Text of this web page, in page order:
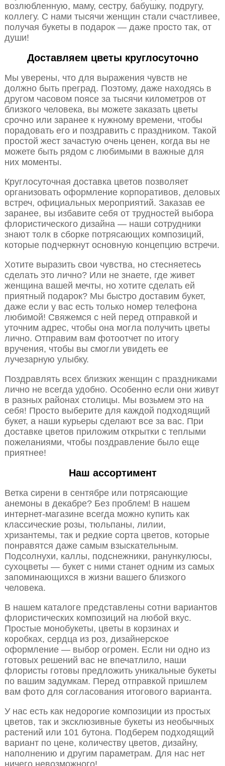
возлюбленную, маму, сестру, бабушку, подругу,
коллегу. С нами тысячи женщин стали счастливее,
получая букеты в подарок — даже просто так, от
души!
Доставляем цветы круглосуточно
Мы уверены, что для выражения чувств не
должно быть преград. Поэтому, даже находясь в
другом часовом поясе за тысячи километров от
близкого человека, вы можете заказать цветы
срочно или заранее к нужному времени, чтобы
порадовать его и поздравить с праздником. Такой
простой жест зачастую очень ценен, когда вы не
можете быть рядом с любимыми в важные для
них моменты.
Круглосуточная доставка цветов позволяет
организовать оформление корпоративов, деловых
встреч, официальных мероприятий. Заказав ее
заранее, вы избавите себя от трудностей выбора
флористического дизайна — наши сотрудники
знают толк в сборке потрясающих композиций,
которые подчеркнут основную концепцию встречи.
Хотите выразить свои чувства, но стесняетесь
сделать это лично? Или не знаете, где живет
женщина вашей мечты, но хотите сделать ей
приятный подарок? Мы быстро доставим букет,
даже если у вас есть только номер телефона
любимой! Свяжемся с ней перед отправкой и
уточним адрес, чтобы она могла получить цветы
лично. Отправим вам фотоотчет по итогу
вручения, чтобы вы смогли увидеть ее
лучезарную улыбку.
Поздравлять всех близких женщин с праздниками
лично не всегда удобно. Особенно если они живут
в разных районах столицы. Мы возьмем это на
себя! Просто выберите для каждой подходящий
букет, а наши курьеры сделают все за вас. При
доставке цветов приложим открытки с теплыми
пожеланиями, чтобы поздравление было еще
приятнее!
Наш ассортимент
Ветка сирени в сентябре или потрясающие
анемоны в декабре? Без проблем! В нашем
интернет-магазине всегда можно купить как
классические розы, тюльпаны, лилии,
хризантемы, так и редкие сорта цветов, которые
понравятся даже самым взыскательным.
Подсолнухи, каллы, подснежники, ранункулюсы,
сухоцветы — букет с ними станет одним из самых
запоминающихся в жизни вашего близкого
человека.
В нашем каталоге представлены сотни вариантов
флористических композиций на любой вкус.
Простые монобукеты, цветы в корзинах и
коробках, сердца из роз, дизайнерское
оформление — выбор огромен. Если ни одно из
готовых решений вас не впечатлило, наши
флористы готовы предложить уникальные букеты
по вашим задумкам. Перед отправкой пришлем
вам фото для согласования итогового варианта.
У нас есть как недорогие композиции из простых
цветов, так и эксклюзивные букеты из необычных
растений или 101 бутона. Подберем подходящий
вариант по цене, количеству цветов, дизайну,
наполнению и другим параметрам. Для нас нет
ничего невозможного!